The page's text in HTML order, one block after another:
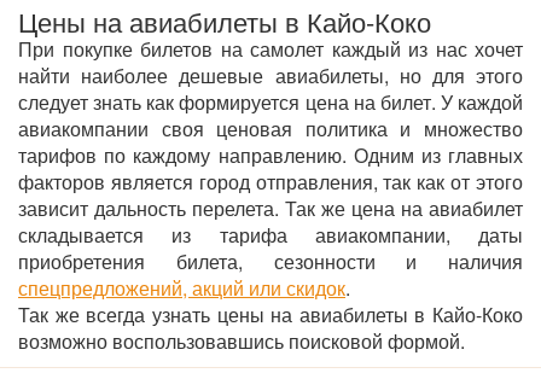
Цены на авиабилеты в Кайо-Коко
При покупке билетов на самолет каждый из нас хочет
найти наиболее дешевые авиабилеты, но для этого
следует знать как формируется цена на билет. У каждой
авиакомпании своя ценовая политика и множество
тарифов по каждому направлению. Одним из главных
факторов является город отправления, так как от этого
зависит дальность перелета. Так же цена на авиабилет
складывается из тарифа авиакомпании, даты
приобретения билета, сезонности и наличия
спецпредложений, акций или скидок.
Так же всегда узнать цены на авиабилеты в Кайо-Коко
возможно воспользовавшись поисковой формой.